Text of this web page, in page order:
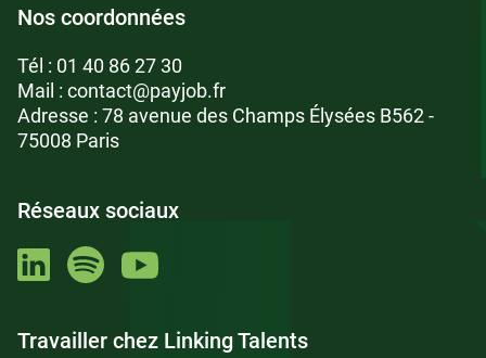
Nos coordonnées
Tél : 01 40 86 27 30
Mail : contact@payjob.fr
Adresse : 78 avenue des Champs Élysées B562 -
75008 Paris
Réseaux sociaux
Travailler chez Linking Talents